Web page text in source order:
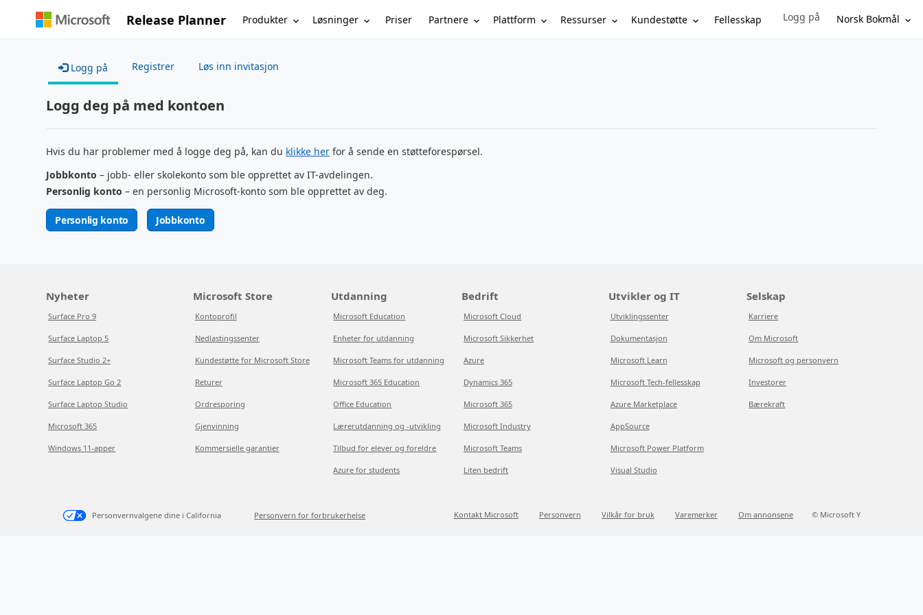
Release Planner Produkter Løsninger Priser Partnere Plattform Ressurser Kundestøtte Fellesskap Sign in to your account
Logg på Norsk Bokmål
Logg på Registrer Løs inn invitasjon
Logg deg på med kontoen
Hvis du har problemer med å logge deg på, kan du klikke her for å sende en støtteforespørsel.
Jobbkonto – jobb- eller skolekonto som ble opprettet av IT-avdelingen.
Personlig konto – en personlig Microsoft-konto som ble opprettet av deg.
Personlig konto Jobbkonto
Nyheter
Surface Pro 9
Surface Laptop 5
Surface Studio 2+
Surface Laptop Go 2
Surface Laptop Studio
Microsoft 365
Windows 11-apper
Microsoft Store
Kontoprofil
Nedlastingssenter
Kundestøtte for Microsoft Store
Returer
Ordresporing
Gjenvinning
Kommersielle garantier
Utdanning
Microsoft Education
Enheter for utdanning
Microsoft Teams for utdanning
Microsoft 365 Education
Office Education
Lærerutdanning og -utvikling
Tilbud for elever og foreldre
Azure for students
Bedrift
Microsoft Cloud
Microsoft Sikkerhet
Azure
Dynamics 365
Microsoft 365
Microsoft Industry
Microsoft Teams
Liten bedrift
Utvikler og IT
Utviklingssenter
Dokumentasjon
Microsoft Learn
Microsoft Tech-fellesskap
Azure Marketplace
AppSource
Microsoft Power Platform
Visual Studio
Selskap
Karriere
Om Microsoft
Microsoft og personvern
Investorer
Bærekraft
Personvernvalgene dine i California Personvern for forbrukerhelse Kontakt Microsoft Personvern Vilkår for bruk Varemerker Om annonsene © Microsoft Y